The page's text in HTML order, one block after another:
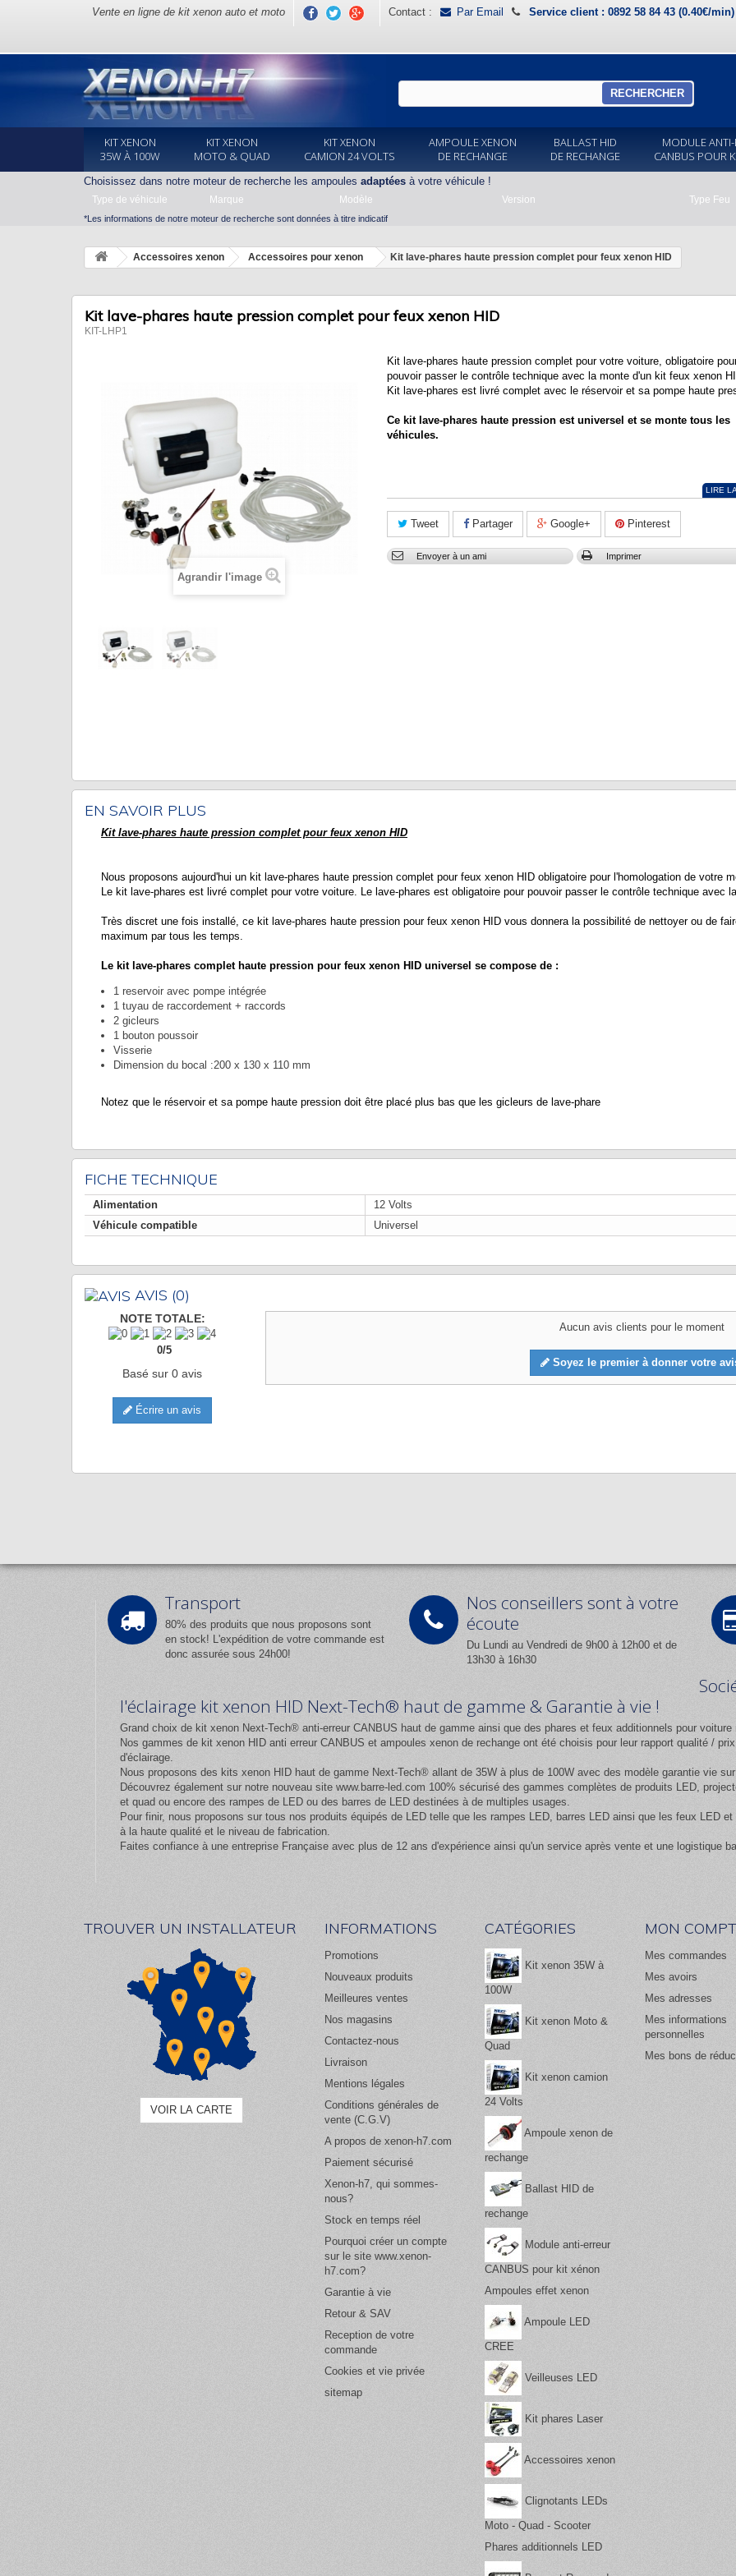
Vente en ligne de kit xenon auto et moto Contact : Par Email Service client : 0892 58 84 43 (0.40€/
RECHERCHER
KIT XENON
35W À 100W
KIT XENON
MOTO & QUAD
KIT XENON
CAMION 24 VOLTS
AMPOULE XENON
DE RECHANGE
BALLAST HID
DE RECHANGE
MODULE ANTI-
CANBUS POUR
Choisissez dans notre moteur de recherche les ampoules adaptées à votre véhicule !
Type de véhicule Marque Modèle Version Type Feu
*Les informations de notre moteur de recherche sont données à titre indicatif
Accessoires xenon Accessoires pour xenon Kit lave-phares haute pression complet pour feux xenon HID
Kit lave-phares haute pression complet pour feux xenon HID
KIT-LHP1
Agrandir l'image
Kit lave-phares haute pression complet pour votre voiture, obligatoire
pouvoir passer le contrôle technique avec la monte d'un kit feux xenon
Kit lave-phares est livré complet avec le réservoir et sa pompe haute
Ce kit lave-phares haute pression est universel et se monte tous les
véhicules.
LIRE
Tweet Partager Google+ Pinterest
Envoyer à un ami Imprimer
EN SAVOIR PLUS
Kit lave-phares haute pression complet pour feux xenon HID
Nous proposons aujourd'hui un kit lave-phares haute pression complet pour feux xenon HID obligatoire pour l'homologation de votre
Le kit lave-phares est livré complet pour votre voiture. Le lave-phares est obligatoire pour pouvoir passer le contrôle technique avec
Très discret une fois installé, ce kit lave-phares haute pression pour feux xenon HID vous donnera la possibilité de nettoyer ou de
maximum par tous les temps.
Le kit lave-phares complet haute pression pour feux xenon HID universel se compose de :
1 reservoir avec pompe intégrée
1 tuyau de raccordement + raccords
2 gicleurs
1 bouton poussoir
Visserie
Dimension du bocal :200 x 130 x 110 mm
Notez que le réservoir et sa pompe haute pression doit être placé plus bas que les gicleurs de lave-phare
FICHE TECHNIQUE
Alimentation
12 Volts
Véhicule compatible
Universel
AVIS (0)
NOTE TOTALE:
0/5
Basé sur0 avis
Écrire un avis
Aucun avis clients pour le moment
Soyez le premier à donner votre
Transport
80% des produits que nous proposons sont
en stock! L'expédition de votre commande est
donc assurée sous 24h00!
Nos conseillers sont à votre
écoute
Du Lundi au Vendredi de 9h00 à 12h00 et de
13h30 à 16h30
l'éclairage kit xenon HID Next-Tech® haut de gamme & Garantie à vie !
Grand choix de kit xenon Next-Tech® anti-erreur CANBUS haut de gamme ainsi que des phares et feux additionnels pour
Nos gammes de kit xenon HID anti erreur CANBUS et ampoules xenon de rechange ont été choisis pour leur rapport qualité /
d'éclairage.
Nous proposons des kits xenon HID haut de gamme Next-Tech® allant de 35W à plus de 100W avec des modèle garantie vie
Découvrez également sur notre nouveau site www.barre-led.com 100% sécurisé des gammes complètes de produits LED,
et quad ou encore des rampes de LED ou des barres de LED destinées à de multiples usages.
Pour finir, nous proposons sur tous nos produits équipés de LED telle que les rampes LED, barres LED ainsi que les feux LED
à la haute qualité et le niveau de fabrication.
Faites confiance à une entreprise Française avec plus de 12 ans d'expérience ainsi qu'un service après vente et une logistique
TROUVER UN INSTALLATEUR
VOIR LA CARTE
INFORMATIONS
Promotions
Nouveaux produits
Meilleures ventes
Nos magasins
Contactez-nous
Livraison
Mentions légales
Conditions générales de
vente (C.G.V)
A propos de xenon-h7.com
Paiement sécurisé
Xenon-h7, qui sommes-
nous?
Stock en temps réel
Pourquoi créer un compte
sur le site www.xenon-
h7.com?
Garantie à vie
Retour & SAV
Reception de votre
commande
Cookies et vie privée
sitemap
CATÉGORIES
Kit xenon 35W à
100W
Kit xenon Moto &
Quad
Kit xenon camion
24 Volts
Ampoule xenon de
rechange
Ballast HID de
rechange
Module anti-erreur
CANBUS pour kit xénon
Ampoules effet xenon
Ampoule LED
CREE
Veilleuses LED
Kit phares Laser
Accessoires xenon
Clignotants LEDs
Moto - Quad - Scooter
Phares additionnels LED
MON
Mes commandes
Mes avoirs
Mes adresses
Mes informations
personnelles
Mes bons de